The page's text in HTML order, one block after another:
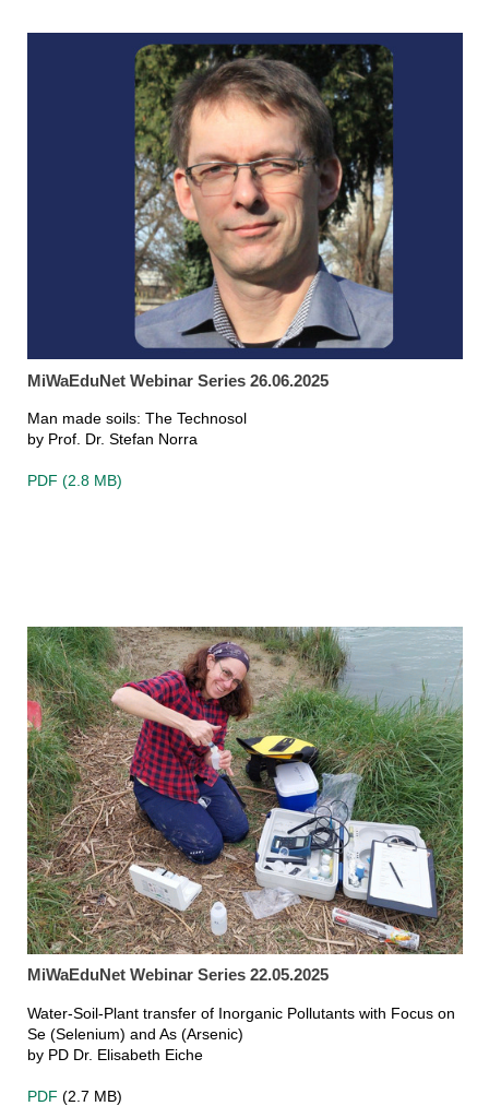
MiWaEduNet Webinar Series 26.06.2025
Man made soils: The Technosol
by Prof. Dr. Stefan Norra
PDF (2.8 MB)
MiWaEduNet Webinar Series 22.05.2025
Water-Soil-Plant transfer of Inorganic Pollutants with Focus on
Se (Selenium) and As (Arsenic)
by PD Dr. Elisabeth Eiche
PDF (2.7 MB)